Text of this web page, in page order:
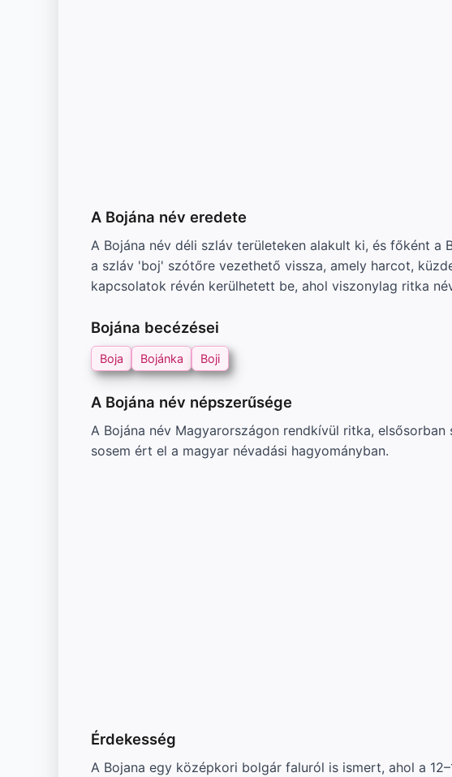
A Bojána név eredete
A Bojána név déli szláv területeken alakult ki, és főként a
a szláv 'boj' szótőre vezethető vissza, amely harcot,
kapcsolatok révén kerülhetett be, ahol viszonylag ritka
Bojána becézései
Boja Bojánka Boji
A Bojána név népszerűsége
A Bojána név Magyarországon rendkívül ritka,
sosem ért el a magyar névadási hagyományban.
Érdekesség
A Bojana egy középkori bolgár faluról is ismert, ahol a